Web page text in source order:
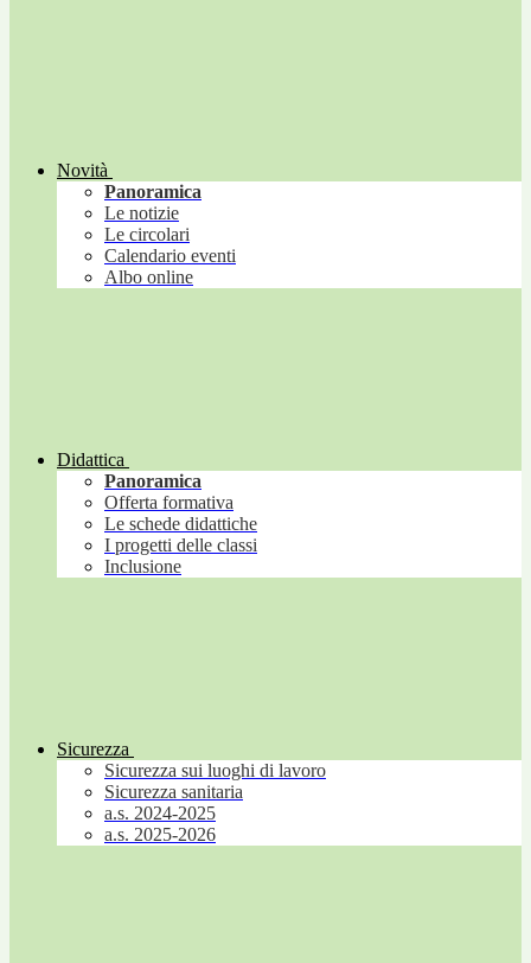
Novità
Panoramica
Le notizie
Le circolari
Calendario eventi
Albo online
Didattica
Panoramica
Offerta formativa
Le schede didattiche
I progetti delle classi
Inclusione
Sicurezza
Sicurezza sui luoghi di lavoro
Sicurezza sanitaria
a.s. 2024-2025
a.s. 2025-2026